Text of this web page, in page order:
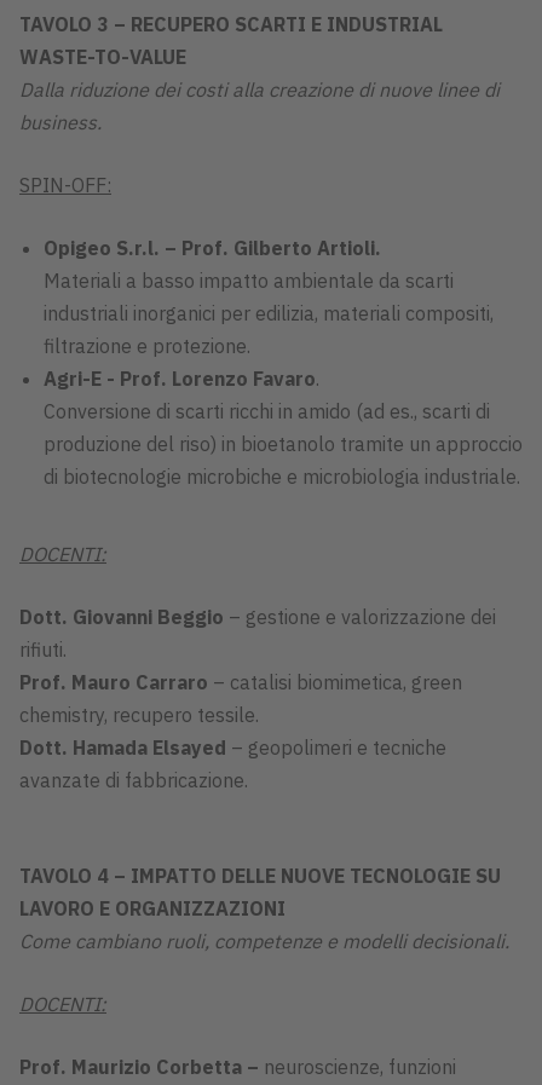
TAVOLO 3 – RECUPERO SCARTI E INDUSTRIAL
WASTE-TO-VALUE
Dalla riduzione dei costi alla creazione di nuove linee di
business.
SPIN-OFF:
Opigeo S.r.l. – Prof. Gilberto Artioli.
Materiali a basso impatto ambientale da scarti
industriali inorganici per edilizia, materiali compositi,
filtrazione e protezione.
Agri-E - Prof. Lorenzo Favaro.
Conversione di scarti ricchi in amido (ad es., scarti di
produzione del riso) in bioetanolo tramite un approccio
di biotecnologie microbiche e microbiologia industriale.
DOCENTI:
Dott. Giovanni Beggio – gestione e valorizzazione dei
rifiuti.
Prof. Mauro Carraro – catalisi biomimetica, green
chemistry, recupero tessile.
Dott. Hamada Elsayed – geopolimeri e tecniche
avanzate di fabbricazione.
TAVOLO 4 – IMPATTO DELLE NUOVE TECNOLOGIE SU
LAVORO E ORGANIZZAZIONI
Come cambiano ruoli, competenze e modelli decisionali.
DOCENTI:
Prof. Maurizio Corbetta – neuroscienze, funzioni